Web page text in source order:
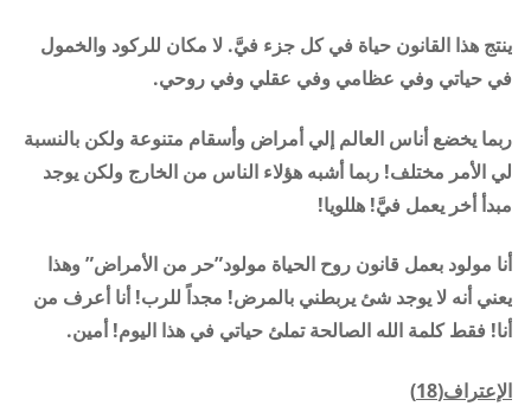
ينتج هذا القانون حياة في كل جزء فيَّ. لا مكان للركود والخمول
في حياتي وفي عظامي وفي عقلي وفي روحي.
ربما يخضع أناس العالم إلي أمراض وأسقام متنوعة ولكن بالنسبة
لي الأمر مختلف! ربما أشبه هؤلاء الناس من الخارج ولكن يوجد
مبدأ أخر يعمل فيَّ! هللويا!
أنا مولود بعمل قانون روح الحياة مولود”حر من الأمراض” وهذا
يعني أنه لا يوجد شئ يربطني بالمرض! مجداً للرب! أنا أعرف من
أنا! فقط كلمة الله الصالحة تملئ حياتي في هذا اليوم! أمين.
الإعتراف(18)